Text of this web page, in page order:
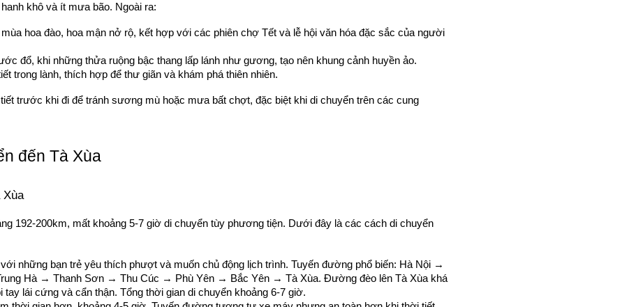
khô và ít mưa bão. Ngoài ra:
hoa đào, hoa mận nở rộ, kết hợp với các phiên chợ Tết và lễ hội văn hóa đặc sắc của người
đổ, khi những thửa ruộng bậc thang lấp lánh như gương, tạo nên khung cảnh huyền ảo.
trong lành, thích hợp để thư giãn và khám phá thiên nhiên.
trước khi đi để tránh sương mù hoặc mưa bất chợt, đặc biệt khi di chuyển trên các cung
đến Tà Xùa
Xùa
192-200km, mất khoảng 5-7 giờ di chuyển tùy phương tiện. Dưới đây là các cách di chuyển
những bạn trẻ yêu thích phượt và muốn chủ động lịch trình. Tuyến đường phổ biến: Hà Nội →
Hà → Thanh Sơn → Thu Cúc → Phù Yên → Bắc Yên → Tà Xùa. Đường đèo lên Tà Xùa khá
tay lái cứng và cẩn thận. Tổng thời gian di chuyển khoảng 6-7 giờ.